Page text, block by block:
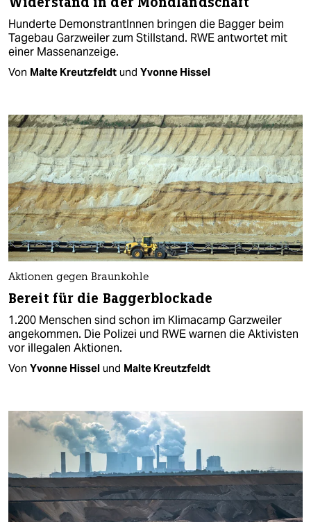
Hunderte DemonstrantInnen bringen die Bagger beim
Tagebau Garzweiler zum Stillstand. RWE antwortet mit
einer Massenanzeige.
Von Malte Kreutzfeldt und Yvonne Hissel
Aktionen gegen Braunkohle
Bereit für die Baggerblockade
1.200 Menschen sind schon im Klimacamp Garzweiler
angekommen. Die Polizei und RWE warnen die Aktivisten
vor illegalen Aktionen.
Von Yvonne Hissel und Malte Kreutzfeldt